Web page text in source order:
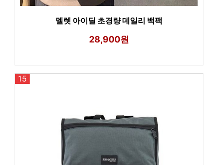
멜렛 아이딜 초경량 데일리 백팩
28,900원
15